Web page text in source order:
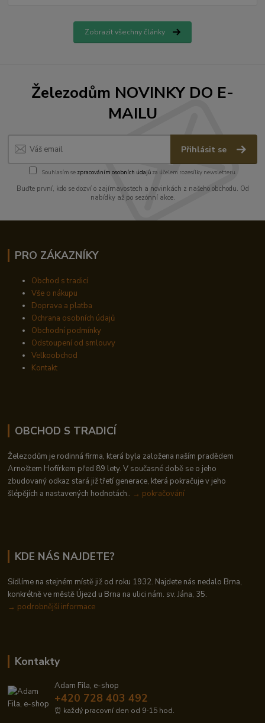
Zobrazit všechny články
Železodům NOVINKY DO E-
MAILU
Přihlásit se
Souhlasím se zpracováním osobních údajůza účelem rozesílky newsletteru.
Buďte první, kdo se dozví o zajímavostech a novinkách z našeho obchodu. Od
nabídky až po sezónní akce.
PRO ZÁKAZNÍKY
Obchod s tradicí
Vše o nákupu
Doprava a platba
Ochrana osobních údajů
Obchodní podmínky
Odstoupení od smlouvy
Velkoobchod
Kontakt
OBCHOD S TRADICÍ
Železodům je rodinná firma, která byla založena naším pradědem
Arnoštem Hofírkem před 89 lety. V současné době se o jeho
zbudovaný odkaz stará již třetí generace, která pokračuje v jeho
šlépějích a nastavených hodnotách.. → pokračování
KDE NÁS NAJDETE?
Sídlíme na stejném místě již od roku 1932. Najdete nás nedalo Brna,
konkrétně ve městě Újezd u Brna na ulici nám. sv. Jána, 35.
→ podrobnější informace
Kontakty
Adam Fila, e-shop
+420 728 403 492
⏰ každý pracovní den od 9-15 hod.